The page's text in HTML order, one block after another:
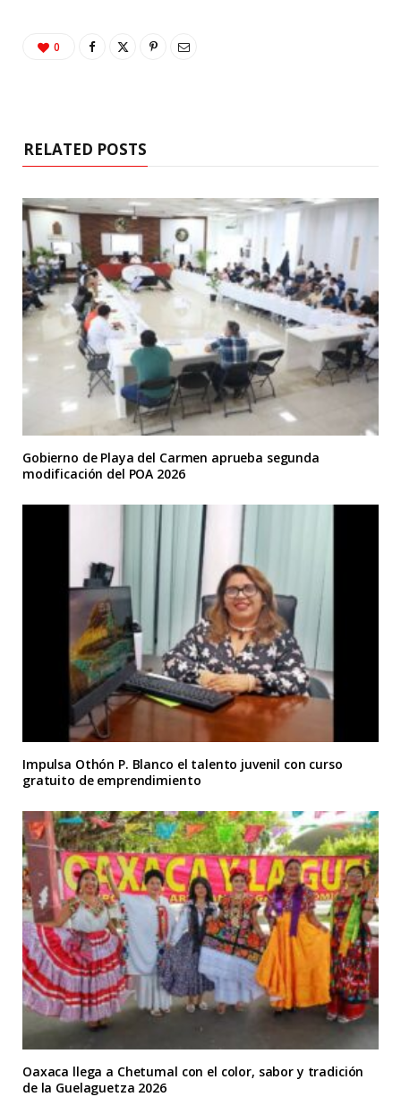
0
RELATED POSTS
Gobierno de Playa del Carmen aprueba segunda
modificación del POA 2026
Impulsa Othón P. Blanco el talento juvenil con curso
gratuito de emprendimiento
Oaxaca llega a Chetumal con el color, sabor y tradición
de la Guelaguetza 2026